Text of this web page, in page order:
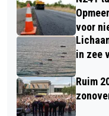
AUTORAI
VOOR
voor
in zee
Ruim